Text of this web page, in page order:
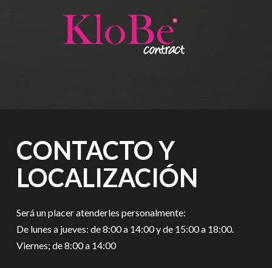
CONTACTO Y
LOCALIZACIÓN
Será un placer atenderles personalmente:
De lunes a jueves: de 8:00 a 14:00 y de 15:00 a 18:00.
Viernes; de 8:00 a 14:00